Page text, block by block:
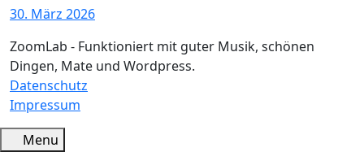
30. März 2026
ZoomLab - Funktioniert mit guter Musik, schönen
Dingen, Mate und Wordpress.
Datenschutz
Impressum
Menu